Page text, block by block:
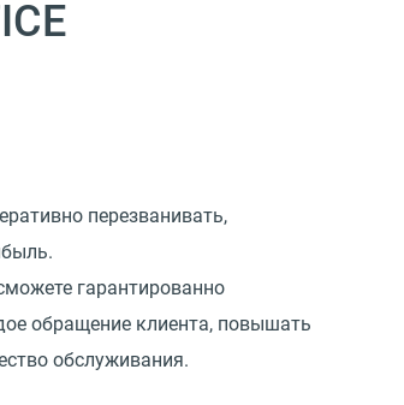
перезванивать,
гарантированно
обращение клиента, повышать
обслуживания.